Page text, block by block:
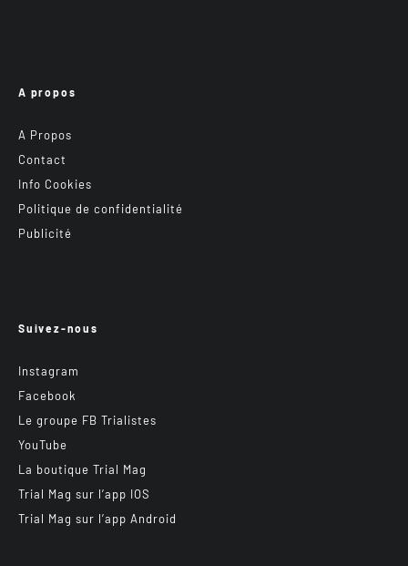
A propos
A Propos
Contact
Info Cookies
Politique de confidentialité
Publicité
Suivez-nous
Instagram
Facebook
Le groupe FB Trialistes
YouTube
La boutique Trial Mag
Trial Mag sur l’app IOS
Trial Mag sur l’app Android